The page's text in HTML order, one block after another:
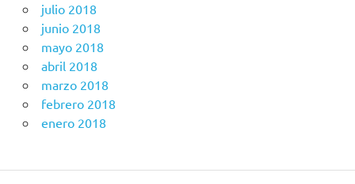
julio 2018
junio 2018
mayo 2018
abril 2018
marzo 2018
febrero 2018
enero 2018